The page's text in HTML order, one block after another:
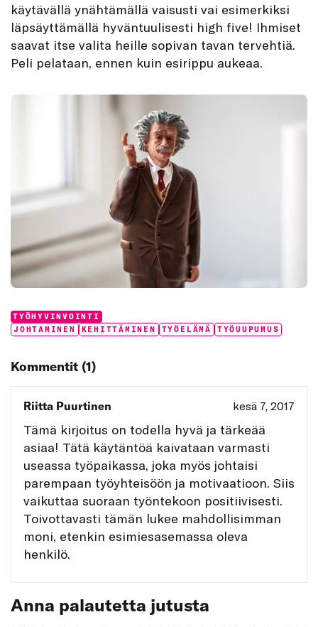
käytävällä ynähtämällä vaisusti vai esimerkiksi
läpsäyttämällä hyväntuulisesti high five! Ihmiset
saavat itse valita heille sopivan tavan tervehtiä.
Peli pelataan, ennen kuin esirippu aukeaa.
Categories:
TYÖHYVINVOINTI
Tags:
JOHTAMINEN KEHITTÄMINEN TYÖELÄMÄ TYÖUUPUMUS
Kommentit (1)
Riitta Puurtinen kesä 7, 2017
Tämä kirjoitus on todella hyvä ja tärkeää
asiaa! Tätä käytäntöä kaivataan varmasti
useassa työpaikassa, joka myös johtaisi
parempaan työyhteisöön ja motivaatioon. Siis
vaikuttaa suoraan työntekoon positiivisesti.
Toivottavasti tämän lukee mahdollisimman
moni, etenkin esimiesasemassa oleva
henkilö.
Anna palautetta jutusta